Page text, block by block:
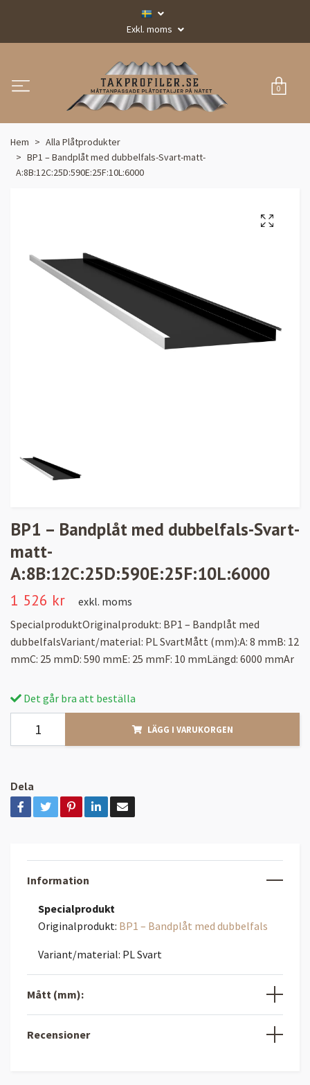
Exkl. moms
0
Hem
Alla Plåtprodukter
BP1 – Bandplåt med dubbelfals-Svart-matt-
A:8B:12C:25D:590E:25F:10L:6000
BP1 – Bandplåt med dubbelfals-Svart-
matt-
A:8B:12C:25D:590E:25F:10L:6000
1 526 kr
exkl. moms
SpecialproduktOriginalprodukt: BP1 – Bandplåt med
dubbelfalsVariant/material: PL SvartMått (mm):A: 8 mmB: 12
mmC: 25 mmD: 590 mmE: 25 mmF: 10 mmLängd: 6000 mmAr
Det går bra att beställa
LÄGG I VARUKORGEN
Dela
Information
Specialprodukt
Originalprodukt: BP1 – Bandplåt med dubbelfals
Variant/material: PL Svart
Mått (mm):
Recensioner